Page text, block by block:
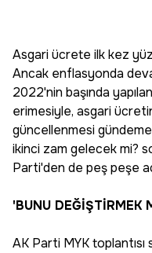
Asgari ücrete ilk kez
Ancak enflasyonda
2022'nin başında
erimesiyle, asgari
güncellenmesi
ikinci zam gelecek mi?
Parti'den de peş peşe
'BUNU DEĞİŞTİRMEK
AK Parti MYK toplantısı